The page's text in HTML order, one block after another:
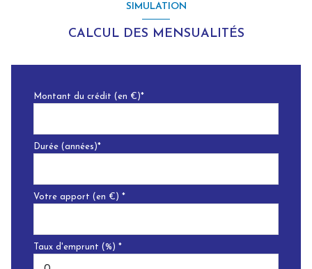
SIMULATION
CALCUL DES MENSUALITÉS
Montant du crédit (en €)*
Durée (années)*
Votre apport (en €) *
Taux d'emprunt (%) *